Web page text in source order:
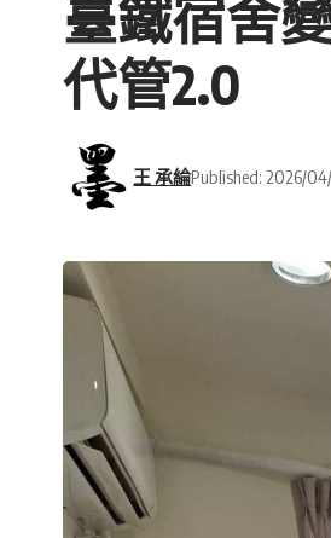
臺鐵宿舍
代管2.0
王 承綸Published: 2026/